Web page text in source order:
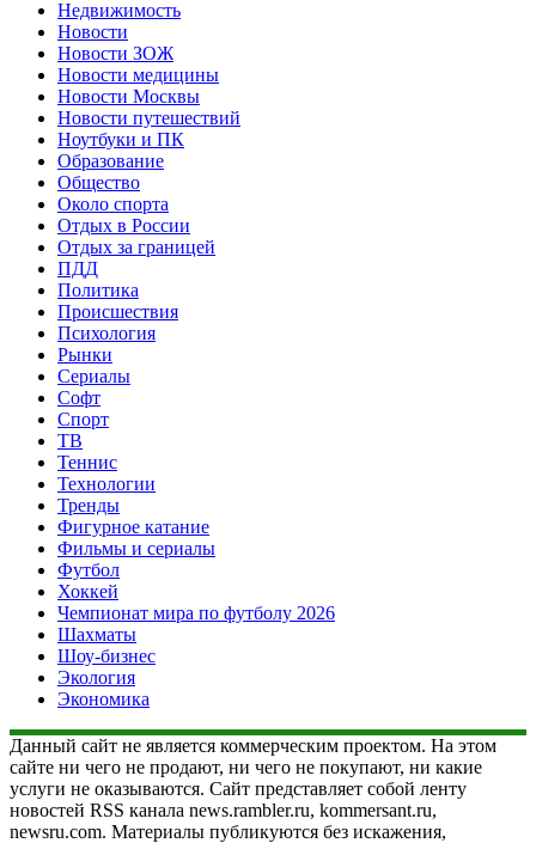
Недвижимость
Новости
Новости ЗОЖ
Новости медицины
Новости Москвы
Новости путешествий
Ноутбуки и ПК
Образование
Общество
Около спорта
Отдых в России
Отдых за границей
ПДД
Политика
Происшествия
Психология
Рынки
Сериалы
Софт
Спорт
ТВ
Теннис
Технологии
Тренды
Фигурное катание
Фильмы и сериалы
Футбол
Хоккей
Чемпионат мира по футболу 2026
Шахматы
Шоу-бизнес
Экология
Экономика
Данный сайт не является коммерческим проектом. На этом
сайте ни чего не продают, ни чего не покупают, ни какие
услуги не оказываются. Сайт представляет собой ленту
новостей RSS канала news.rambler.ru, kommersant.ru,
newsru.com. Материалы публикуются без искажения,